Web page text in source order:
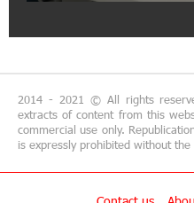
11:56:27 1-07-2026
uTravel
15:08:55 30-06-2026
Artur
2014 - 2021 © All rights
extracts of content from this
commercial use only.
is expressly prohibited without